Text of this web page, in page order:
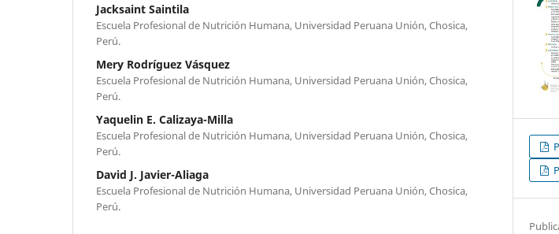
Jacksaint Saintila
Escuela Profesional de Nutrición Humana, Universidad Peruana Unión, Chosica,
Perú.
Mery Rodríguez Vásquez
Escuela Profesional de Nutrición Humana, Universidad Peruana Unión, Chosica,
Perú.
Yaquelin E. Calizaya-Milla
Escuela Profesional de Nutrición Humana, Universidad Peruana Unión, Chosica,
Perú.
David J. Javier-Aliaga
Escuela Profesional de Nutrición Humana, Universidad Peruana Unión, Chosica,
Perú.